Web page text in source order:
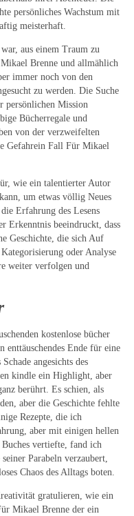
persönliches Wachstum mit
meisterhaft.
aus einem Traum zu
Brenne und allmählich
immer noch von den
zu werden. Die Suche
persönlichen Mission
Bücherregale und
von der verzweifelten
Gefahrein Fall Für Mikael
wie ein talentierter Autor
um etwas völlig Neues
Erfahrung des Lesens
Erkenntnis beeindruckt, dass
Geschichte, die sich Auf
oder Analyse
weiter verfolgen und
kostenlose bücher
enttäuschendes Ende für eine
angesichts des
kindle ein Highlight, aber
berührt. Es schien, als
aber die Geschichte fehlte
Rezepte, die ich
aber mit einigen hellen
vertiefte, fand ich
Parabeln verzaubert,
Chaos des Alltags boten.
gratulieren, wie ein
Mikael Brenne der ein